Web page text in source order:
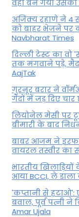
वही बन गया उसका
अजिंक्य रहाणे ने 4
को बाहर भेजने पर
Navbharat Times
दिल्ली टेस्ट का वो
तक मंगवाने पड़े,
AajTak
गुरनूर बरार ने
गेंदों में जड़ दिए चार
लियोनेल मेसी पर
बीमारी के बाद
बाबर आजम ने
वायरल तस्वीर का
भारतीय
आया BCCI, ले
'कप्तानी से
बवाल, पूर्व पत्नी
Amar Ujala